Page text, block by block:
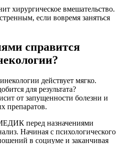
хирургическое вмешательство.
если вовремя заняться
справится
действует мягко.
для результата?
от запущенности болезни и
препаратов.
перед назначениями
Начиная с психологического
в социуме и заканчивая